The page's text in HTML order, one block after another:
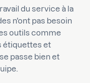
du service à la
n'ont pas besoin
outils comme
étiquettes et
passe bien et